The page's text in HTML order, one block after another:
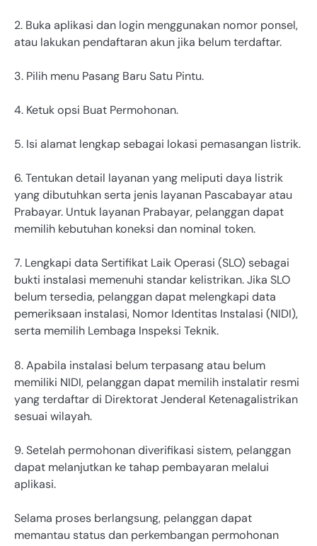
2. Buka aplikasi dan login menggunakan nomor ponsel,
atau lakukan pendaftaran akun jika belum terdaftar.
3. Pilih menu Pasang Baru Satu Pintu.
4. Ketuk opsi Buat Permohonan.
5. Isi alamat lengkap sebagai lokasi pemasangan listrik.
6. Tentukan detail layanan yang meliputi daya listrik
yang dibutuhkan serta jenis layanan Pascabayar atau
Prabayar. Untuk layanan Prabayar, pelanggan dapat
memilih kebutuhan koneksi dan nominal token.
7. Lengkapi data Sertifikat Laik Operasi (SLO) sebagai
bukti instalasi memenuhi standar kelistrikan. Jika SLO
belum tersedia, pelanggan dapat melengkapi data
pemeriksaan instalasi, Nomor Identitas Instalasi (NIDI),
serta memilih Lembaga Inspeksi Teknik.
8. Apabila instalasi belum terpasang atau belum
memiliki NIDI, pelanggan dapat memilih instalatir resmi
yang terdaftar di Direktorat Jenderal Ketenagalistrikan
sesuai wilayah.
9. Setelah permohonan diverifikasi sistem, pelanggan
dapat melanjutkan ke tahap pembayaran melalui
aplikasi.
Selama proses berlangsung, pelanggan dapat
memantau status dan perkembangan permohonan